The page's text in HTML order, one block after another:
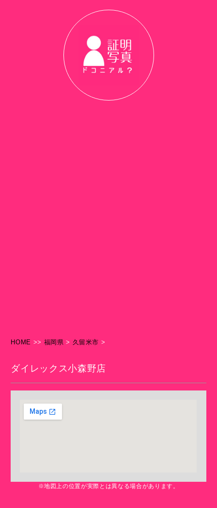
HOME >> 福岡県 > 久留米市 >
ダイレックス小森野店
※地図上の位置が実際とは異なる場合があります。